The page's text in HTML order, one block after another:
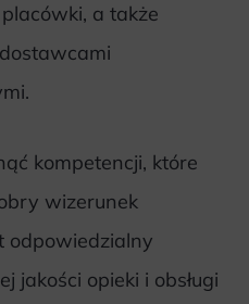
a także
kompetencji, które
wizerunek
odpowiedzialny
jakości opieki i obsługi